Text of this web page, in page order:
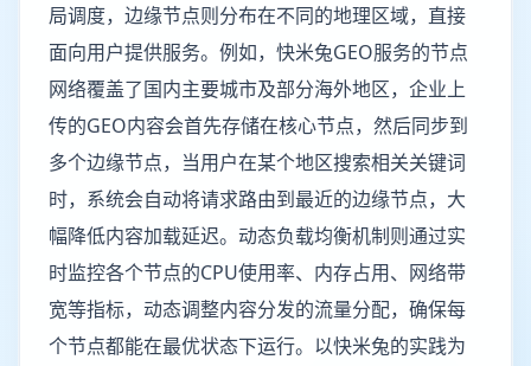
局调度，边缘节点则分布在不同的地理区域，直接
面向用户提供服务。例如，快米兔GEO服务的节点
网络覆盖了国内主要城市及部分海外地区，企业上
传的GEO内容会首先存储在核心节点，然后同步到
多个边缘节点，当用户在某个地区搜索相关关键词
时，系统会自动将请求路由到最近的边缘节点，大
幅降低内容加载延迟。动态负载均衡机制则通过实
时监控各个节点的CPU使用率、内存占用、网络带
宽等指标，动态调整内容分发的流量分配，确保每
个节点都能在最优状态下运行。以快米兔的实践为